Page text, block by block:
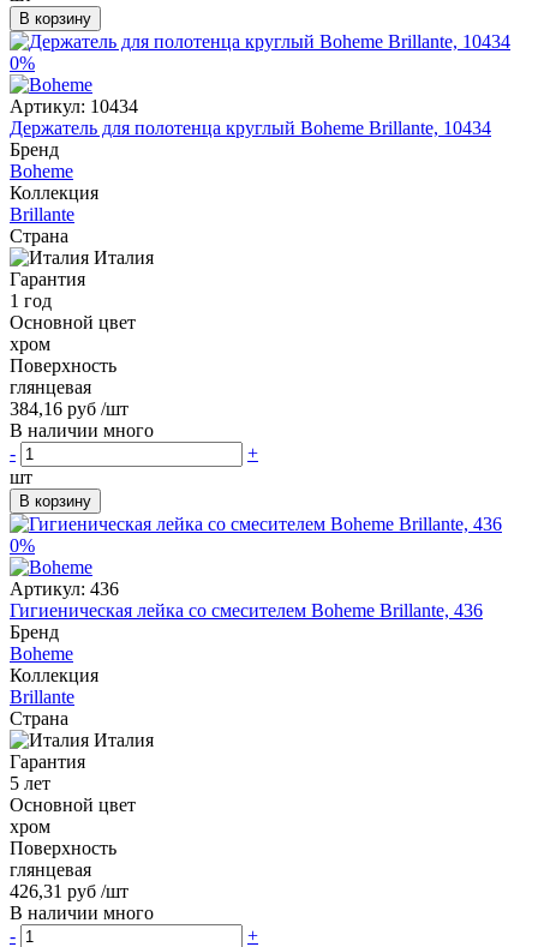
В корзину
0%
Артикул: 10434
Держатель для полотенца круглый Boheme Brillante, 10434
Бренд
Boheme
Коллекция
Brillante
Страна
Италия
Гарантия
1 год
Основной цвет
хром
Поверхность
глянцевая
384,16 руб /шт
В наличии много
-
+
шт
В корзину
0%
Артикул: 436
Гигиеническая лейка со смесителем Boheme Brillante, 436
Бренд
Boheme
Коллекция
Brillante
Страна
Италия
Гарантия
5 лет
Основной цвет
хром
Поверхность
глянцевая
426,31 руб /шт
В наличии много
-
+